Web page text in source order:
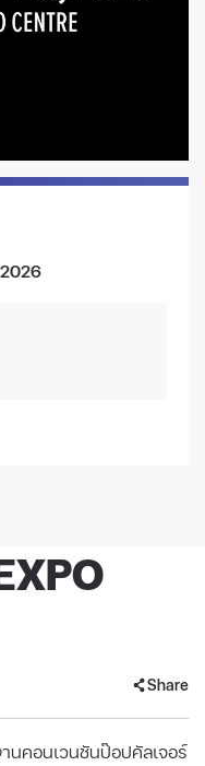
2026
Share
นคอนเวนชันป๊อปคัลเจอร์